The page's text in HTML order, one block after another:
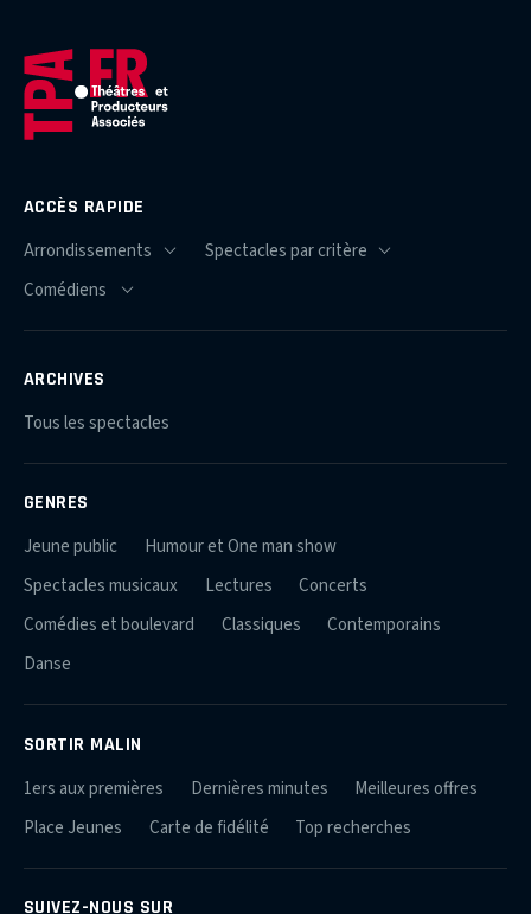
ACCÈS RAPIDE
ARCHIVES
Tous les spectacles
GENRES
Jeune public
Humour et One man show
Spectacles musicaux
Lectures
Concerts
Comédies et boulevard
Classiques
Contemporains
Danse
SORTIR MALIN
1ers aux premières Dernières minutes
Meilleures offres
Place Jeunes
Carte de fidélité Top recherches
SUIVEZ-NOUS SUR